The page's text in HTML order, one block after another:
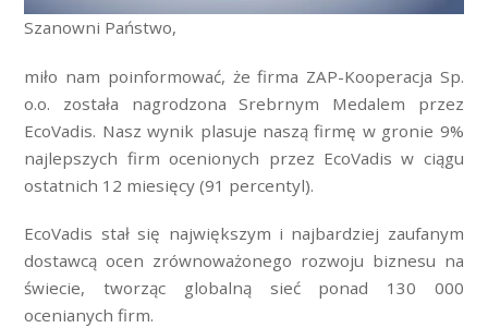
Szanowni Państwo,
miło nam poinformować, że firma ZAP-Kooperacja Sp.
o.o. została nagrodzona Srebrnym Medalem przez
EcoVadis. Nasz wynik plasuje naszą firmę w gronie 9%
najlepszych firm ocenionych przez EcoVadis w ciągu
ostatnich 12 miesięcy (91 percentyl).
EcoVadis stał się największym i najbardziej zaufanym
dostawcą ocen zrównoważonego rozwoju biznesu na
świecie, tworząc globalną sieć ponad 130 000
ocenianych firm.